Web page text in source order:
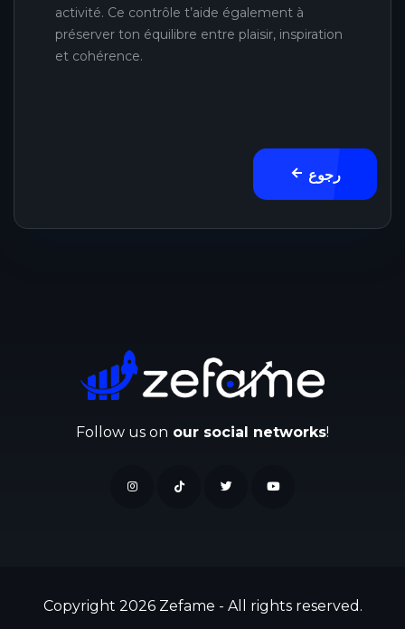
activité. Ce contrôle t’aide également à
préserver ton équilibre entre plaisir, inspiration
et cohérence.
رجوع
Follow us on our social networks!
Copyright 2026 Zefame - All rights reserved.